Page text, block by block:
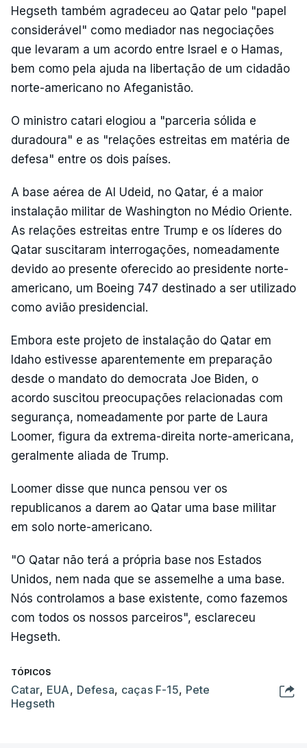
Hegseth também agradeceu ao Qatar pelo "papel
considerável" como mediador nas negociações
que levaram a um acordo entre Israel e o Hamas,
bem como pela ajuda na libertação de um cidadão
norte-americano no Afeganistão.
O ministro catari elogiou a "parceria sólida e
duradoura" e as "relações estreitas em matéria de
defesa" entre os dois países.
A base aérea de Al Udeid, no Qatar, é a maior
instalação militar de Washington no Médio Oriente.
As relações estreitas entre Trump e os líderes do
Qatar suscitaram interrogações, nomeadamente
devido ao presente oferecido ao presidente norte-
americano, um Boeing 747 destinado a ser utilizado
como avião presidencial.
Embora este projeto de instalação do Qatar em
Idaho estivesse aparentemente em preparação
desde o mandato do democrata Joe Biden, o
acordo suscitou preocupações relacionadas com
segurança, nomeadamente por parte de Laura
Loomer, figura da extrema-direita norte-americana,
geralmente aliada de Trump.
Loomer disse que nunca pensou ver os
republicanos a darem ao Qatar uma base militar
em solo norte-americano.
"O Qatar não terá a própria base nos Estados
Unidos, nem nada que se assemelhe a uma base.
Nós controlamos a base existente, como fazemos
com todos os nossos parceiros", esclareceu
Hegseth.
TÓPICOS
Catar, EUA, Defesa, caças F-15, Pete
Hegseth